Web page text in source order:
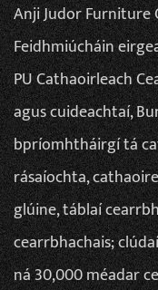
Anji Judor Furniture
Feidhmiúcháin
PU Cathaoirleach
agus cuideachtaí,
bpríomhtháirgí tá
rásaíochta,
glúine, táblaí
cearrbhachais;
ná 30,000 méadar